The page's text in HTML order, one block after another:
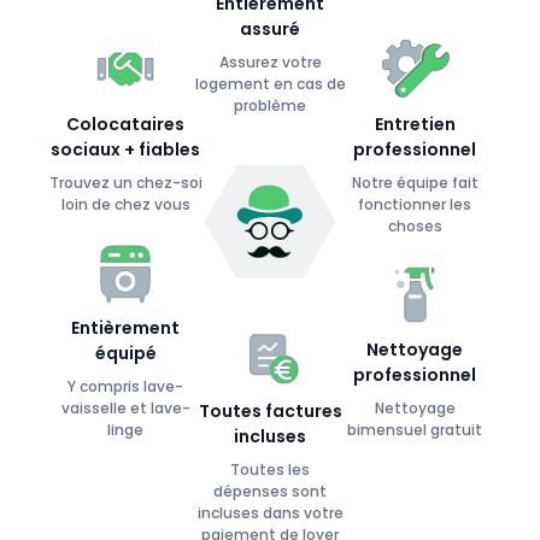
assuré
Assurez votre
logement en cas de
problème
Colocataires
sociaux + fiables
Trouvez un chez-soi
loin de chez vous
Entièrement
équipé
Y compris lave-
vaisselle et lave-
linge
Entretien
professionnel
Notre équipe fait
fonctionner les
choses
Nettoyage
professionnel
Nettoyage
bimensuel gratuit
Toutes factures
incluses
Toutes les
dépenses sont
incluses dans votre
paiement de loyer